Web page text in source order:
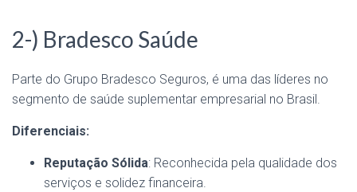
2-) Bradesco Saúde
Parte do Grupo Bradesco Seguros, é uma das líderes no
segmento de saúde suplementar empresarial no Brasil.
Diferenciais:
Reputação Sólida: Reconhecida pela qualidade dos
serviços e solidez financeira.